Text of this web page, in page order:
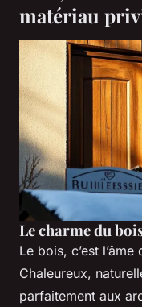
matériau
Le charme du
Le bois, c’est
Chaleureux,
parfaitement aux